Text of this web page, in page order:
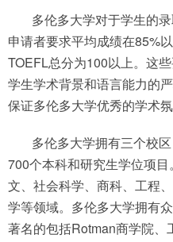
多伦多大学对于学生的
申请者要求平均成绩在85%
TOEFL总分为100以上。这
学生学术背景和语言能力的
保证多伦多大学优秀的学术
多伦多大学拥有三个校
700个本科和研究生学位项
文、社会科学、商科、工程
学等领域。多伦多大学拥有
著名的包括Rotman商学院、